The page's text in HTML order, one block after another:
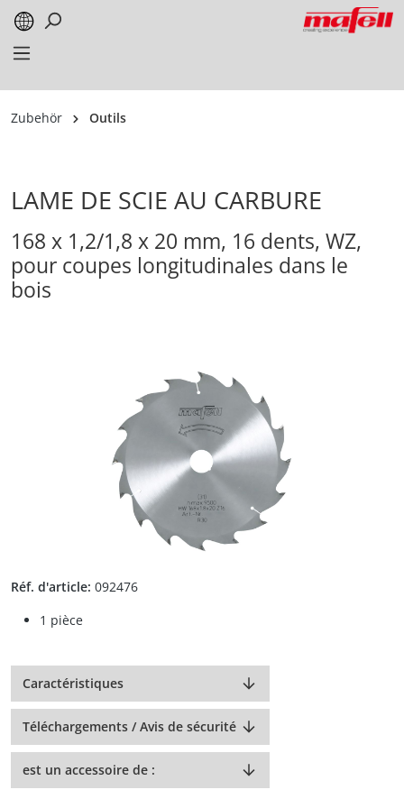
springen
Zubehör Outils
LAME DE SCIE AU CARBURE
168 x 1,2/1,8 x 20 mm, 16 dents, WZ,
pour coupes longitudinales dans le
bois
Réf. d'article: 092476
1 pièce
Caractéristiques
Téléchargements / Avis de sécurité
est un accessoire de :